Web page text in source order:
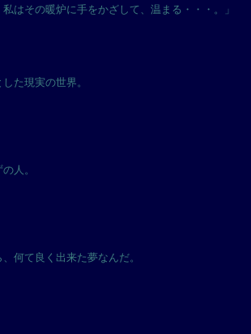
はその暖炉に手をかざして、温まる・・・。」
た現実の世界。
人。
何て良く出来た夢なんだ。